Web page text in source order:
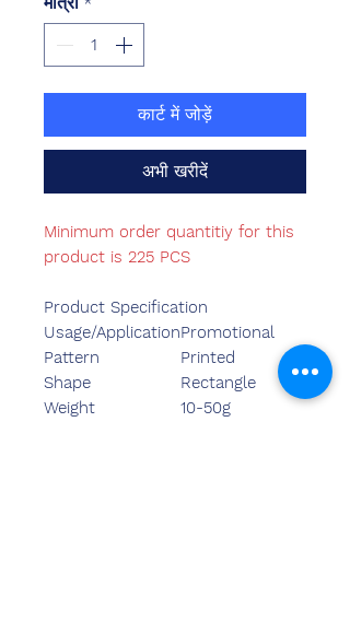
कार्ट में जोड़ें
अभी खरीदें
Minimum order quantitiy for this
product is 225 PCS
Product Specification
Usage/ApplicationPromotional
Pattern
Printed
Shape
Rectangle
Weight
10-50g